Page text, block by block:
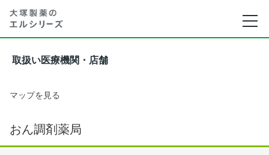
取扱い医療機関・店舗
マップを見る
おん調剤薬局